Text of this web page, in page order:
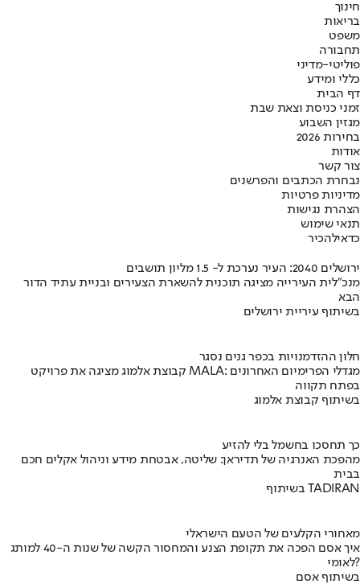
חינוך
בריאות
משפט
תחבורה
פוליטי-מדיני
כללי ומידע
דף הבית
זמני כניסת וצאת שבת
מגזין השבוע
בחירות 2026
אודות
צור קשר
נבחרת הכתבים והפרשנים
מדיניות פרטיות
הצהרת נגישות
תנאי שימוש
כדאילהכיר
ירושלים 2040: העיר נערכת ל- 1.5 מליון תושבים
מנכ"לית העירייה מציגה תוכנית להשארת הצעירים ובניית עתיד הדור
הבא
בשיתוף עיריית ירושלים
חלון ההזדמנויות בכפר גנים נסגר
קבוצת אלמוג מציגה את פרויקט MALA: מגדלי הפרימיום האחרונים
בפתח תקווה
בשיתוף קבוצת אלמוג
כך תחסכו בחשמל בלי להזיע
מהפכת האנרגיה של תדיראן: שליטה, אבטחת מידע וניהול אקלים חכם
בבית
בשיתוף TADIRAN
מאחורי הקלעים של הטעם הישראלי
איך אסם הפכה את תקופת הצנע והמחסור הקשה של שנות ה-40 למותג
לאומי?
בשיתוף אסם